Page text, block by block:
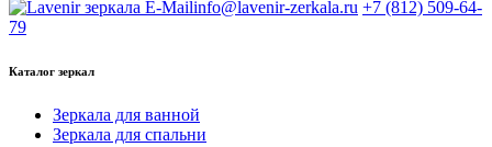
info@lavenir-zerkala.ru +7 (812) 509-64-
79
Каталог зеркал
Зеркала для ванной
Зеркала для спальни